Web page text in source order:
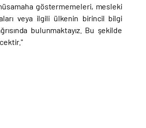
göstermemeleri, mesleki
veya ilgili ülkenin birincil bilgi
bulunmaktayız. Bu şekilde